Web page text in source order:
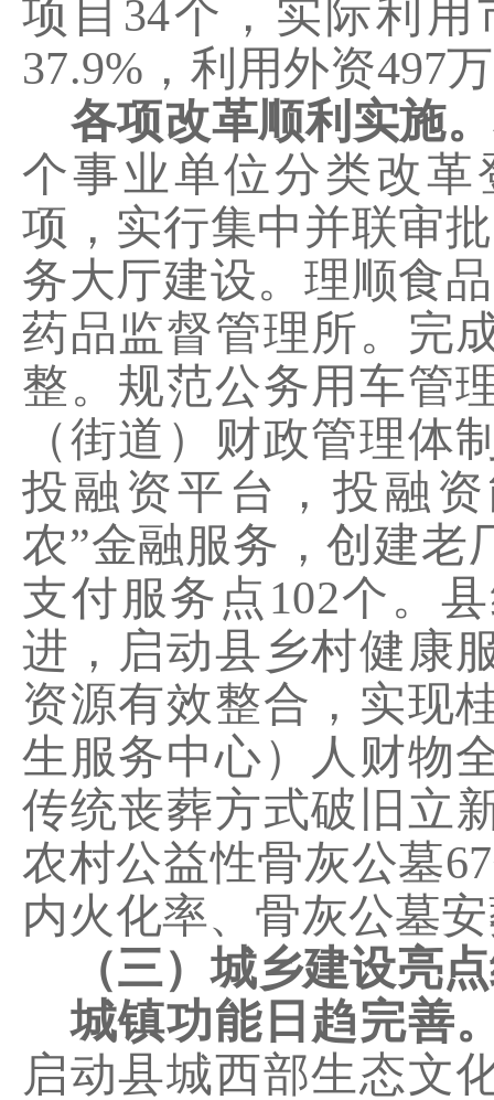
项目 34个，实际利
37.9% ，利用外资497
各项改革顺利实施。
个事业单位分类改
项，实行集中并联审批
务大厅建设。理顺食
药品监督管理所。完
整。规范公务用车管
（街道）财政管理体
投融资平台，投融
农”金融服务，创建老
支付服务点 102个。
进，启动县乡村健康
资源有效整合，实现
生服务中心）人财物
传统丧葬方式破旧立
农村公益性骨灰公墓67
内火化率、骨灰公墓
（三）城乡建设亮
城镇功能日趋完善
启动县城西部生态文